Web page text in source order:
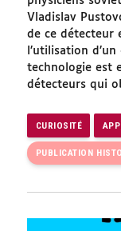
Vladislav
de ce détecteur
l’utilisation
technologie est
détecteurs qui
CURIOSITÉ
PUBLICATION